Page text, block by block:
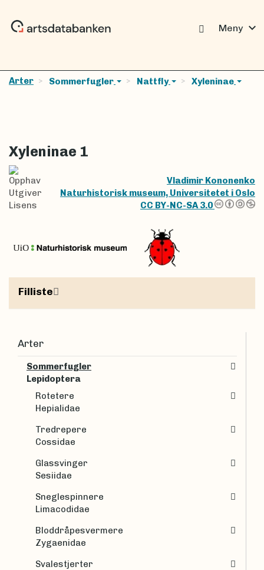
Meny expand_more
Arter Sommerfugler Nattfly Xyleninae
Xyleninae 1
Opphav
Vladimir Kononenko
Utgiver
Naturhistorisk museum, Universitetet i Oslo
Lisens
CC BY-NC-SA 3.0
Filliste
Arter
Sommerfugler
Lepidoptera
Rotetere
Hepialidae
Tredrepere
Cossidae
Glassvinger
Sesiidae
Sneglespinnere
Limacodidae
Bloddråpesvermere
Zygaenidae
Svalestjerter